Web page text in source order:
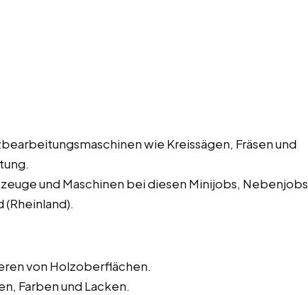
wie Kreissägen, Fräsen und
und Maschinen bei diesen Minijobs, Nebenjobs
von Holzoberflächen.
Farben und Lacken.